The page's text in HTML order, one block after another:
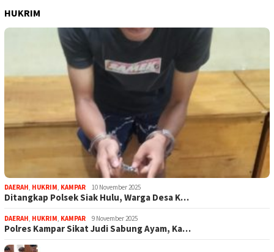
HUKRIM
DAERAH, HUKRIM, KAMPAR 10 November 2025
Ditangkap Polsek Siak Hulu, Warga Desa K…
DAERAH, HUKRIM, KAMPAR 9 November 2025
Polres Kampar Sikat Judi Sabung Ayam, Ka…